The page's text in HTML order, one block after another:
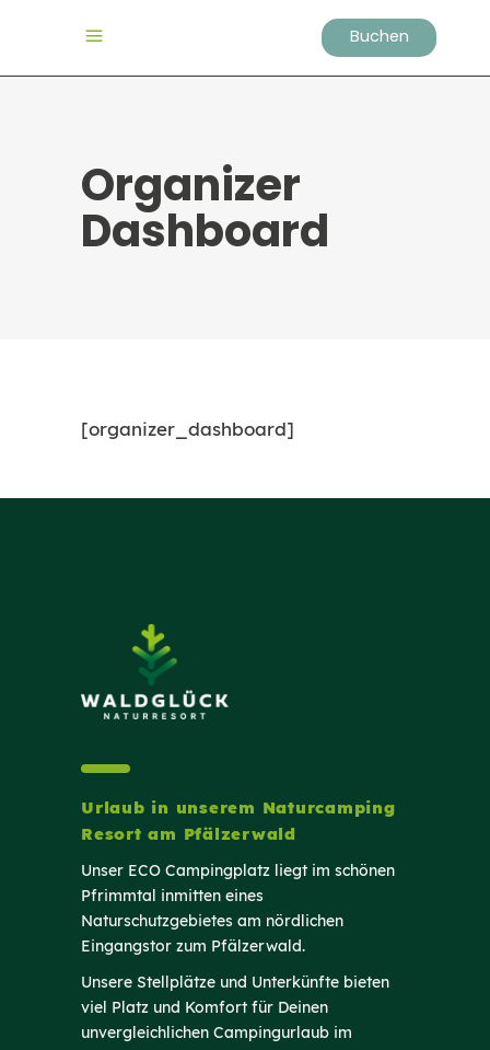
Buchen
Organizer
Dashboard
[organizer_dashboard]
Urlaub in unserem Naturcamping
Resort am Pfälzerwald
Unser ECO Campingplatz liegt im schönen
Pfrimmtal inmitten eines
Naturschutzgebietes am nördlichen
Eingangstor zum Pfälzerwald.
Unsere Stellplätze und Unterkünfte bieten
viel Platz und Komfort für Deinen
unvergleichlichen Campingurlaub im